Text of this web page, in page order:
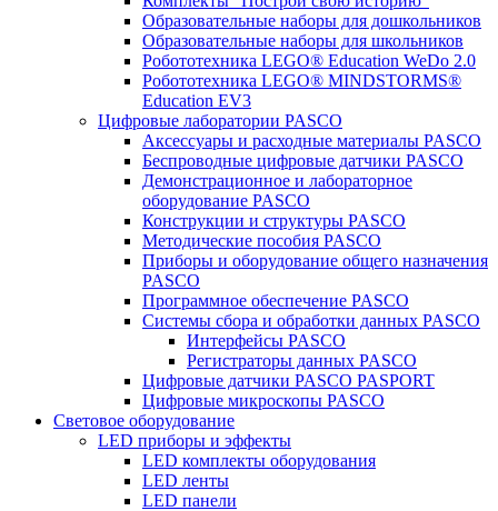
Образовательные наборы для дошкольников
Образовательные наборы для школьников
Робототехника LEGO® Education WeDo 2.0
Робототехника LEGO® MINDSTORMS®
Education EV3
Цифровые лаборатории PASCO
Аксессуары и расходные материалы PASCO
Беспроводные цифровые датчики PASCO
Демонстрационное и лабораторное
оборудование PASCO
Конструкции и структуры PASCO
Методические пособия PASCO
Приборы и оборудование общего назначения
PASCO
Программное обеспечение PASCO
Системы сбора и обработки данных PASCO
Интерфейсы PASCO
Регистраторы данных PASCO
Цифровые датчики PASCO PASPORT
Цифровые микроскопы PASCO
Световое оборудование
LED приборы и эффекты
LED комплекты оборудования
LED ленты
LED панели